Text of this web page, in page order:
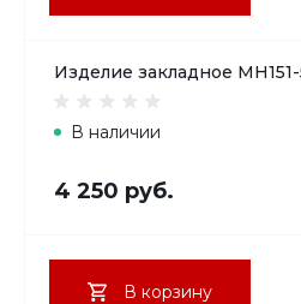
Изделие закладное МН151-
В наличии
4 250 руб.
В корзину